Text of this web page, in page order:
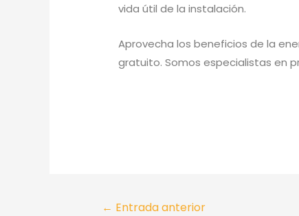
vida útil de la instalación.
Aprovecha los beneficios de la
gratuito. Somos especialistas en
← Entrada anterior